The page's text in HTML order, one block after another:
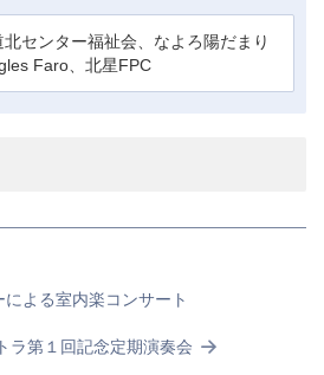
センター福祉会、なよろ陽だまり
Faro、北星FPC
よる室内楽コンサート
ラ第１回記念定期演奏会